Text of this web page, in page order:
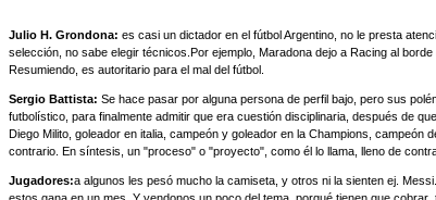
Julio H. Grondona: es casi un dictador en el fútbol Argentino, no le presta
selección, no sabe elegir técnicos.Por ejemplo, Maradona dejo a Racing al
Resumiendo, es autoritario para el mal del fútbol.
Sergio Battista: Se hace pasar por alguna persona de perfil bajo, pero sus
futbolístico, para finalmente admitir que era cuestión disciplinaria, después de
Diego Milito, goleador en italia, campeón y goleador en la Champions,
contrario. En síntesis, un "proceso" o "proyecto", como él lo llama, lleno de
Jugadores:a algunos les pesó mucho la camiseta, y otros ni la sienten ej.